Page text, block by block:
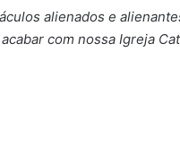
alienados e
com nossa Igreja